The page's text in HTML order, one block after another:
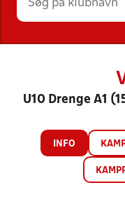
U10 Drenge A1
INFO